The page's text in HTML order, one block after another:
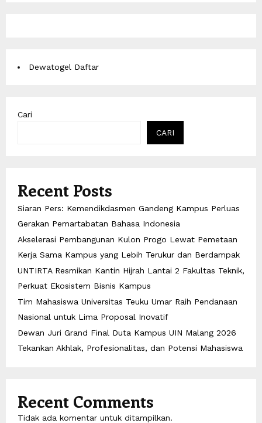
Dewatogel Daftar
Cari
CARI
Recent Posts
Siaran Pers: Kemendikdasmen Gandeng Kampus Perluas
Gerakan Pemartabatan Bahasa Indonesia
Akselerasi Pembangunan Kulon Progo Lewat Pemetaan
Kerja Sama Kampus yang Lebih Terukur dan Berdampak
UNTIRTA Resmikan Kantin Hijrah Lantai 2 Fakultas Teknik,
Perkuat Ekosistem Bisnis Kampus
Tim Mahasiswa Universitas Teuku Umar Raih Pendanaan
Nasional untuk Lima Proposal Inovatif
Dewan Juri Grand Final Duta Kampus UIN Malang 2026
Tekankan Akhlak, Profesionalitas, dan Potensi Mahasiswa
Recent Comments
Tidak ada komentar untuk ditampilkan.